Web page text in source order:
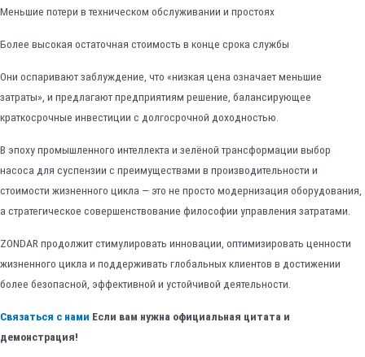
Меньшие потери в техническом обслуживании и простоях
Более высокая остаточная стоимость в конце срока службы
Они оспаривают заблуждение, что «низкая цена означает меньшие
затраты», и предлагают предприятиям решение, балансирующее
краткосрочные инвестиции с долгосрочной доходностью.
В эпоху промышленного интеллекта и зелёной трансформации выбор
насоса для суспензии с преимуществами в производительности и
стоимости жизненного цикла — это не просто модернизация оборудования,
а стратегическое совершенствование философии управления затратами.
ZONDAR продолжит стимулировать инновации, оптимизировать ценности
жизненного цикла и поддерживать глобальных клиентов в достижении
более безопасной, эффективной и устойчивой деятельности.
Связаться с нами Если вам нужна официальная цитата и
демонстрация!